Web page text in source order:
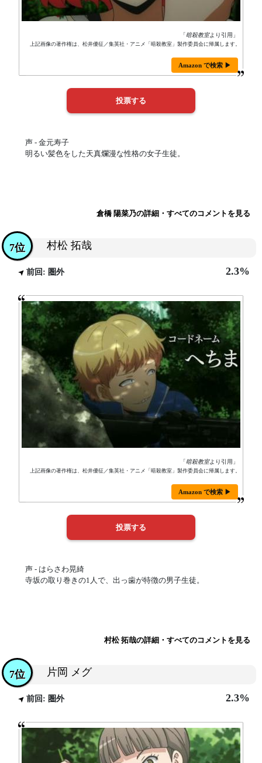
「暗殺教室より引用」
上記画像の著作権は、松井優征／集英社・アニメ「暗殺教室」製作委員会に帰属します。
Amazon で検索 ▶
声 - 金元寿子
明るい髪色をした天真爛漫な性格の女子生徒。
倉橋 陽菜乃の詳細・すべてのコメントを見る
村松 拓哉
7位
前回: 圏外 2.3%
「暗殺教室より引用」
上記画像の著作権は、松井優征／集英社・アニメ「暗殺教室」製作委員会に帰属します。
Amazon で検索 ▶
声 - はらさわ晃綺
寺坂の取り巻きの1人で、出っ歯が特徴の男子生徒。
村松 拓哉の詳細・すべてのコメントを見る
片岡 メグ
7位
前回: 圏外 2.3%